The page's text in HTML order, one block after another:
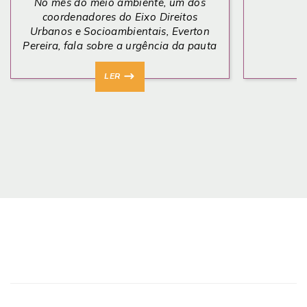
coordenadores do Eixo Direitos
Urbanos e Socioambientais, Everton
Pereira, fala sobre a urgência da pauta
climática nas favelas, o...
LER